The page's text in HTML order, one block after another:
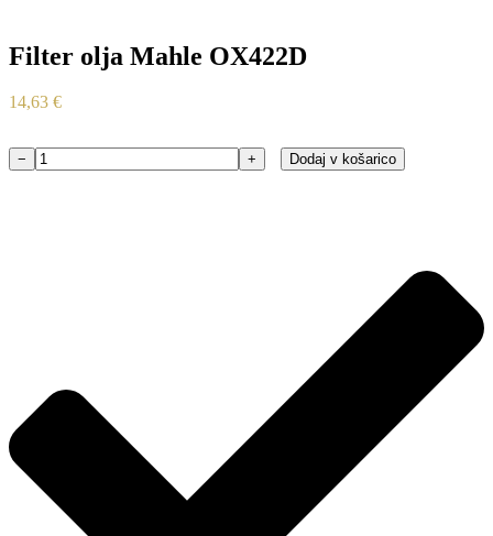
Filter olja Mahle OX422D
14,63 €
Filter
− + Dodaj v košarico